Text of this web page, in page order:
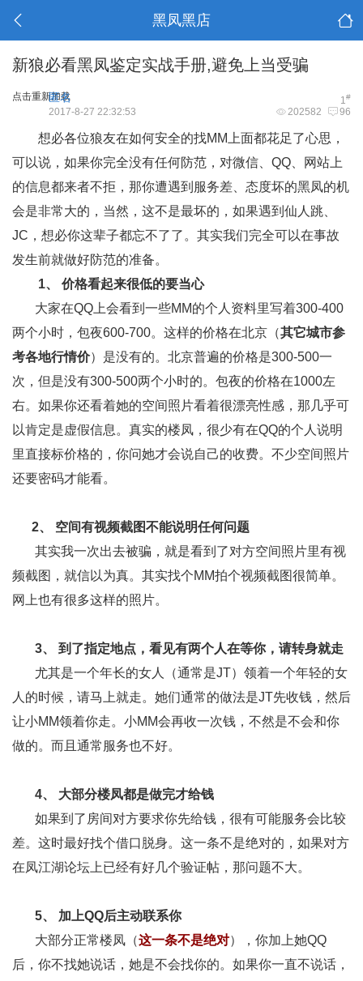
黑凤黑店
新狼必看黑凤鉴定实战手册,避免上当受骗
点击重新加载 1#
匿名
202582 96
2017-8-27 22:32:53
想必各位狼友在如何安全的找MM上面都花足了心思，
可以说，如果你完全没有任何防范，对微信、QQ、网站上
的信息都来者不拒，那你遭遇到服务差、态度坏的黑凤的机
会是非常大的，当然，这不是最坏的，如果遇到仙人跳、
JC，想必你这辈子都忘不了了。其实我们完全可以在事故
发生前就做好防范的准备。
1、 价格看起来很低的要当心
大家在QQ上会看到一些MM的个人资料里写着300-400
两个小时，包夜600-700。这样的价格在北京（其它城市参
考各地行情价）是没有的。北京普遍的价格是300-500一
次，但是没有300-500两个小时的。包夜的价格在1000左
右。如果你还看着她的空间照片看着很漂亮性感，那几乎可
以肯定是虚假信息。真实的楼凤，很少有在QQ的个人说明
里直接标价格的，你问她才会说自己的收费。不少空间照片
还要密码才能看。
2、 空间有视频截图不能说明任何问题
其实我一次出去被骗，就是看到了对方空间照片里有视
频截图，就信以为真。其实找个MM拍个视频截图很简单。
网上也有很多这样的照片。
3、 到了指定地点，看见有两个人在等你，请转身就走
尤其是一个年长的女人（通常是JT）领着一个年轻的女
人的时候，请马上就走。她们通常的做法是JT先收钱，然后
让小MM领着你走。小MM会再收一次钱，不然是不会和你
做的。而且通常服务也不好。
4、 大部分楼凤都是做完才给钱
如果到了房间对方要求你先给钱，很有可能服务会比较
差。这时最好找个借口脱身。这一条不是绝对的，如果对方
在凤江湖论坛上已经有好几个验证帖，那问题不大。
5、 加上QQ后主动联系你
大部分正常楼凤（这一条不是绝对），你加上她QQ
后，你不找她说话，她是不会找你的。如果你一直不说话，